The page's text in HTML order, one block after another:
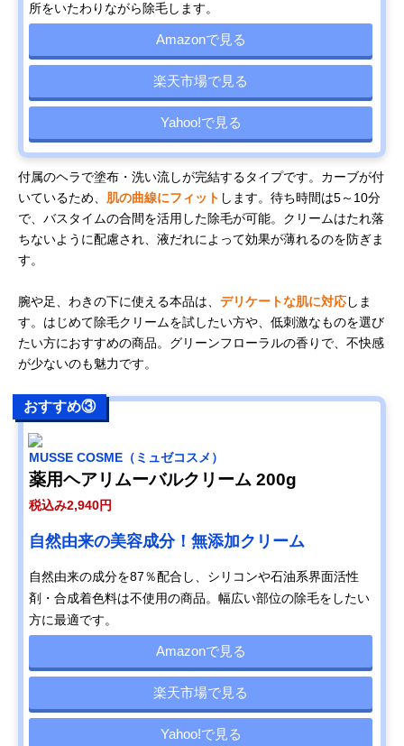
所をいたわりながら除毛します。
Amazonで見る
楽天市場で見る
Yahoo!で見る
付属のヘラで塗布・洗い流しが完結するタイプです。カーブが付
いているため、 肌の曲線にフィット します。待ち時間は5～10分
で、バスタイムの合間を活用した除毛が可能。クリームはたれ落
ちないように配慮され、液だれによって効果が薄れるのを防ぎま
す。
腕や足、わきの下に使える本品は、 デリケートな肌に対応しま
す。はじめて除毛クリームを試したい方や、低刺激なものを選び
たい方におすすめの商品。グリーンフローラルの香りで、不快感
が少ないのも魅力です。
おすすめ③
MUSSE COSME（ミュゼコスメ）
薬用ヘアリムーバルクリーム 200g
税込み2,940円
自然由来の美容成分！無添加クリーム
自然由来の成分を87％配合し、シリコンや石油系界面活性
剤・合成着色料は不使用の商品。幅広い部位の除毛をしたい
方に最適です。
Amazonで見る
楽天市場で見る
Yahoo!で見る